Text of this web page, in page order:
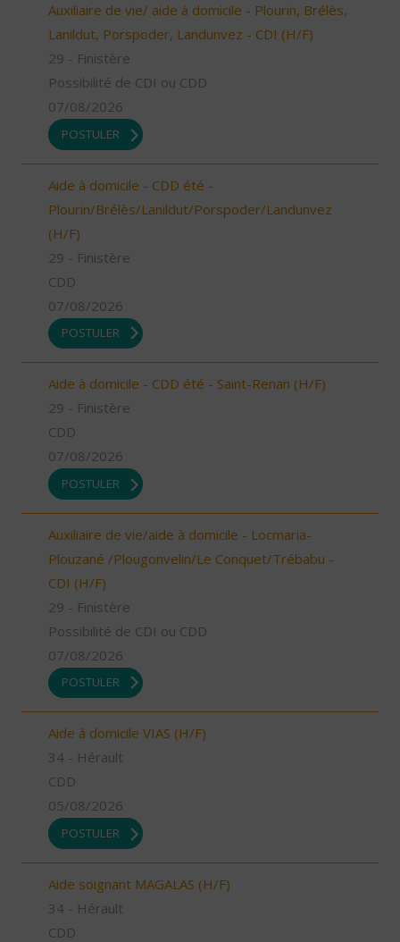
Auxiliaire de vie/ aide à domicile - Plourin, Brélès,
Lanildut, Porspoder, Landunvez - CDI (H/F)
29 - Finistère
Possibilité de CDI ou CDD
07/08/2026
POSTULER
Aide à domicile - CDD été -
Plourin/Brélès/Lanildut/Porspoder/Landunvez
(H/F)
29 - Finistère
CDD
07/08/2026
POSTULER
Aide à domicile - CDD été - Saint-Renan (H/F)
29 - Finistère
CDD
07/08/2026
POSTULER
Auxiliaire de vie/aide à domicile - Locmaria-
Plouzané /Plougonvelin/Le Conquet/Trébabu -
CDI (H/F)
29 - Finistère
Possibilité de CDI ou CDD
07/08/2026
POSTULER
Aide à domicile VIAS (H/F)
34 - Hérault
CDD
05/08/2026
POSTULER
Aide soignant MAGALAS (H/F)
34 - Hérault
CDD